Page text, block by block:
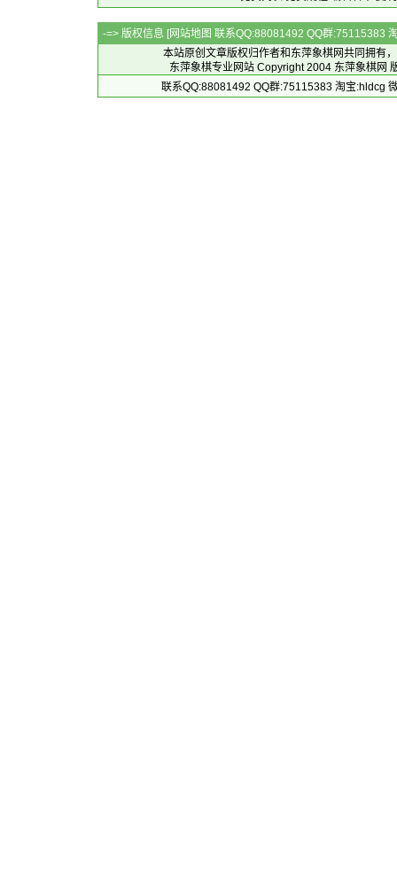
-=> 版权信息 [网站地图 联系QQ:88081492 QQ群:75115383
本站原创文章版权归作者和 东萍象棋网共同拥有
东萍象棋专业网站 Copyright 2004 东萍象棋网
联系QQ:88081492 QQ群:75115383 淘宝:hldcg